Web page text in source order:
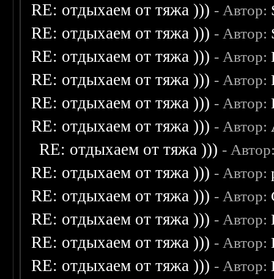
RE: отдыхаем от тяжа ))) - Автор:
RE: отдыхаем от тяжа ))) - Автор:
RE: отдыхаем от тяжа ))) - Автор:
RE: отдыхаем от тяжа ))) - Автор:
RE: отдыхаем от тяжа ))) - Автор:
RE: отдыхаем от тяжа ))) - Автор:
RE: отдыхаем от тяжа ))) -
RE: отдыхаем от тяжа ))) - Автор:
RE: отдыхаем от тяжа ))) - Автор:
RE: отдыхаем от тяжа ))) - Автор:
RE: отдыхаем от тяжа ))) - Автор:
RE: отдыхаем от тяжа ))) - Автор: